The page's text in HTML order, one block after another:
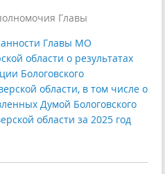
Главы
Главы МО
области о результатах
Бологовского
области, в том числе о
Думой Бологовского
области за 2025 год